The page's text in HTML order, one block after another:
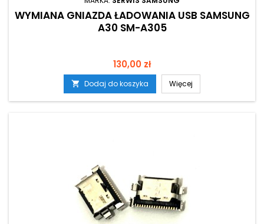
WYMIANA GNIAZDA ŁADOWANIA USB SAMSUNG
A30 SM-A305
Cena
130,00 zł
 Dodaj do koszyka Więcej